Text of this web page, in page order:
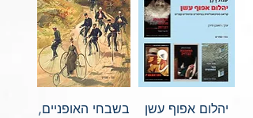
יהלום אפוף עשן
בשבחי האופניים,